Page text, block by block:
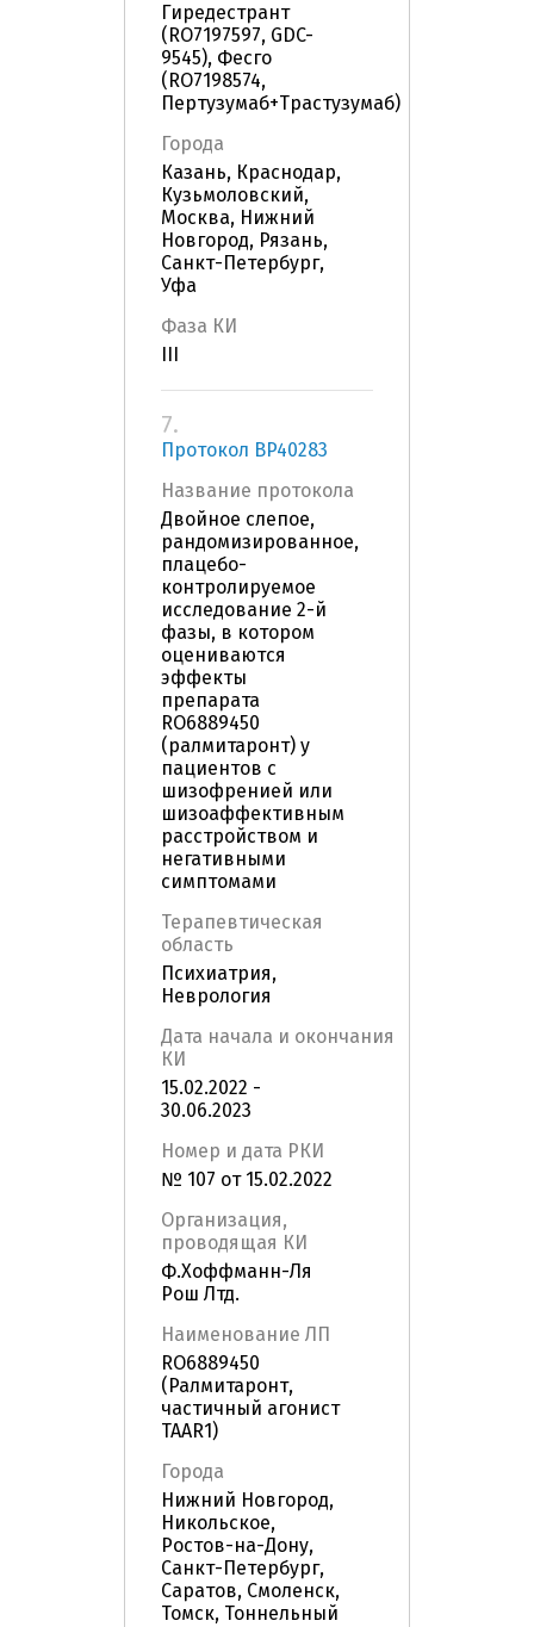
Гиредестрант
(RO7197597, GDC-
9545), Фесго
(RO7198574,
Пертузумаб+Трастузумаб)
Города
Казань, Краснодар,
Кузьмоловский,
Москва, Нижний
Новгород, Рязань,
Санкт-Петербург,
Уфа
Фаза КИ
7.
Протокол BP40283
Название протокола
Двойное слепое,
рандомизированное,
плацебо-
контролируемое
исследование 2-й
фазы, в котором
оцениваются
эффекты
препарата
RO6889450
(ралмитаронт) у
пациентов с
шизофренией или
шизоаффективным
расстройством и
негативными
симптомами
Терапевтическая
область
Психиатрия,
Неврология
Дата начала и окончания
КИ
15.02.2022 -
30.06.2023
Номер и дата РКИ
№ 107 от 15.02.2022
Организация,
проводящая КИ
Ф.Хоффманн-Ля
Рош Лтд.
Наименование ЛП
RO6889450
(Ралмитаронт,
частичный агонист
TAAR1)
Города
Нижний Новгород,
Никольское,
Ростов-на-Дону,
Санкт-Петербург,
Саратов, Смоленск,
Томск, Тоннельный